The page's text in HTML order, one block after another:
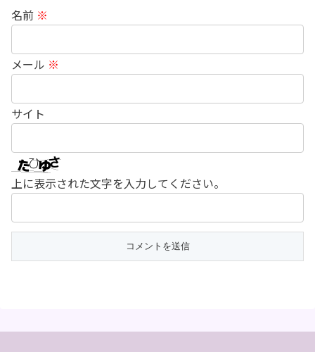
名前 ※
メール ※
サイト
上に表示された文字を入力してください。